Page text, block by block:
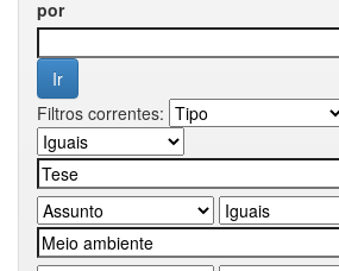
por
Filtros correntes: